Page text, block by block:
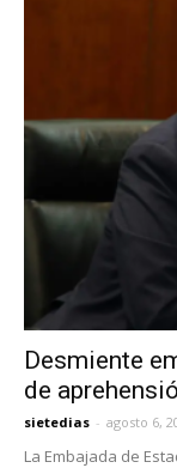
Desmiente
de
sietedias - agosto 6,
La Embajada de